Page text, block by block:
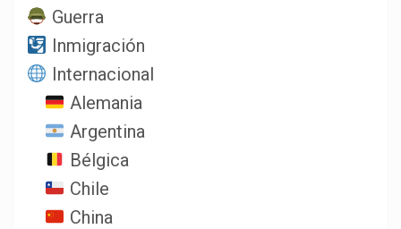
Guerra
Inmigración
Internacional
Alemania
Argentina
Bélgica
Chile
China